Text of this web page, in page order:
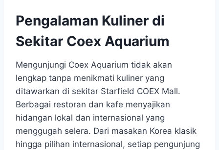
Pengalaman Kuliner di
Sekitar Coex Aquarium
Mengunjungi Coex Aquarium tidak akan
lengkap tanpa menikmati kuliner yang
ditawarkan di sekitar Starfield COEX Mall.
Berbagai restoran dan kafe menyajikan
hidangan lokal dan internasional yang
menggugah selera. Dari masakan Korea klasik
hingga pilihan internasional, setiap pengunjung